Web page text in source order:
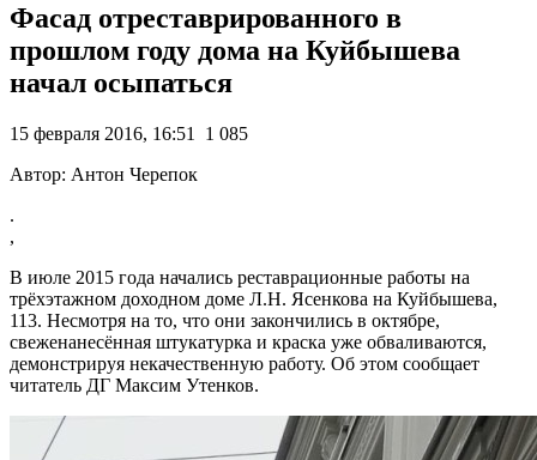
Фасад отреставрированного в
прошлом году дома на Куйбышева
начал осыпаться
15 февраля 2016, 16:51
1 085
Автор: Антон Черепок
.
,
В июле 2015 года начались реставрационные работы на
трёхэтажном доходном доме Л.Н. Ясенкова на Куйбышева,
113. Несмотря на то, что они закончились в октябре,
свеженанесённая штукатурка и краска уже обваливаются,
демонстрируя некачественную работу. Об этом сообщает
читатель ДГ Максим Утенков.